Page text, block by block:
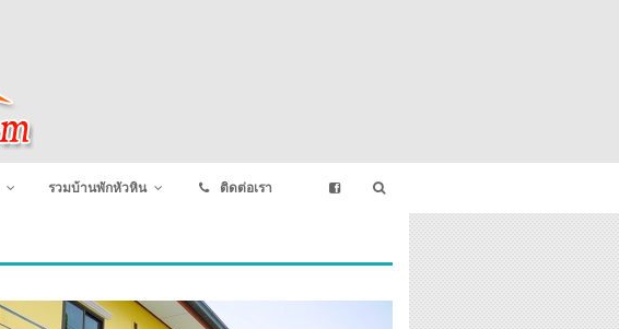
รวมบ้านพักหัวหิน ติดต่อเรา